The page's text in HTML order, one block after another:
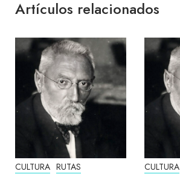
Artículos relacionados
CULTURA RUTAS CULTURA